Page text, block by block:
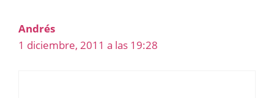
Andrés
1 diciembre, 2011 a las 19:28